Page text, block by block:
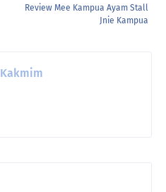
Review Mee Kampua Ayam Stall
Jnie Kampua
Kakmim